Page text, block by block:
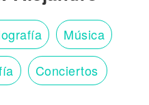
Música
Conciertos